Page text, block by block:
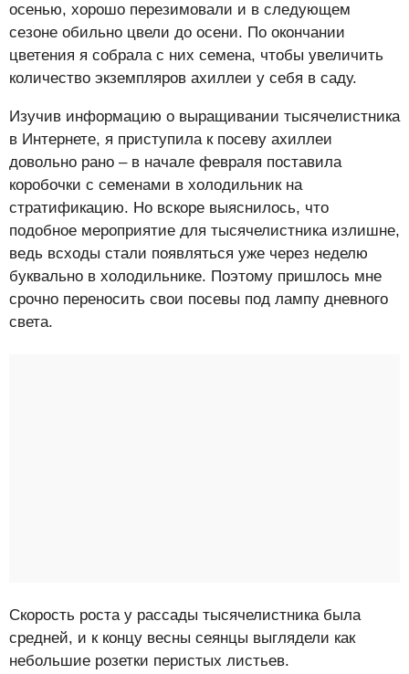
осенью, хорошо перезимовали и в следующем
сезоне обильно цвели до осени. По окончании
цветения я собрала с них семена, чтобы увеличить
количество экземпляров ахиллеи у себя в саду.
Изучив информацию о выращивании тысячелистника
в Интернете, я приступила к посеву ахиллеи
довольно рано – в начале февраля поставила
коробочки с семенами в холодильник на
стратификацию. Но вскоре выяснилось, что
подобное мероприятие для тысячелистника излишне,
ведь всходы стали появляться уже через неделю
буквально в холодильнике. Поэтому пришлось мне
срочно переносить свои посевы под лампу дневного
света.
Скорость роста у рассады тысячелистника была
средней, и к концу весны сеянцы выглядели как
небольшие розетки перистых листьев.